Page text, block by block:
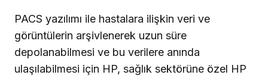
PACS yazılımı ile hastalara ilişkin veri ve
görüntülerin arşivlenerek uzun süre
depolanabilmesi ve bu verilere anında
ulaşılabilmesi için HP, sağlık sektörüne özel HP